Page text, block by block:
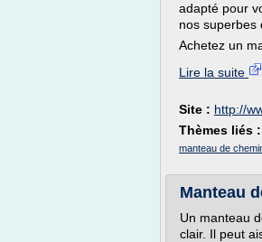
adapté pour
nos superbes
Achetez un
Lire la suite
Site : http://
Thèmes liés :
manteau de
Manteau
Un manteau
clair. Il peut